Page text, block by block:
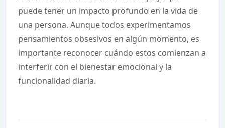
puede tener un impacto profundo en la vida de
una persona. Aunque todos experimentamos
pensamientos obsesivos en algún momento, es
importante reconocer cuándo estos comienzan a
interferir con el bienestar emocional y la
funcionalidad diaria.